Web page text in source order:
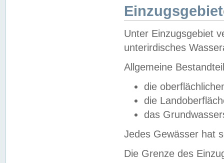
Unter Einzugsgebiet
unterirdisches
Allgemeine
die
die
das
Jedes Gewässer hat
Die Grenze des